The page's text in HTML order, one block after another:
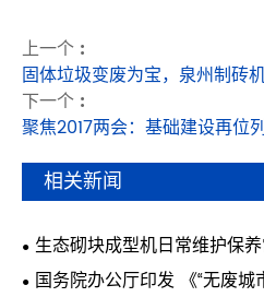
上一个 :
固体垃圾变废为宝，泉州制砖
下一个 :
聚焦2017两会：基础建设再位
相关新闻
生态砌块成型机日常维护保
国务院办公厅印发 《“无废城